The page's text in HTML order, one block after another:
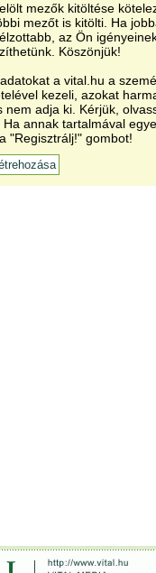
mezők kitöltése
mezőt is kitölti. Ha
az Ön
Köszönjük!
a vital.hu a
kezeli, azokat
nem adja ki. Kérjük,
Ha annak tartalmával
"Regisztrálj!" gombot!